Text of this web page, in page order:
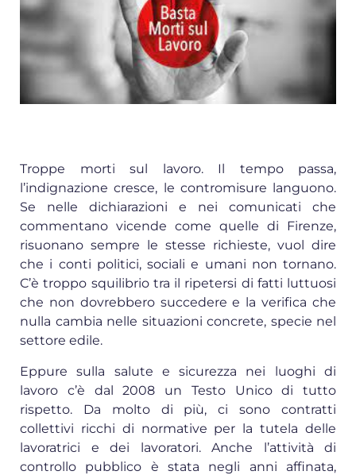
Troppe morti sul lavoro. Il tempo passa,
l’indignazione cresce, le contromisure languono.
Se nelle dichiarazioni e nei comunicati che
commentano vicende come quelle di Firenze,
risuonano sempre le stesse richieste, vuol dire
che i conti politici, sociali e umani non tornano.
C’è troppo squilibrio tra il ripetersi di fatti luttuosi
che non dovrebbero succedere e la verifica che
nulla cambia nelle situazioni concrete, specie nel
settore edile.
Eppure sulla salute e sicurezza nei luoghi di
lavoro c’è dal 2008 un Testo Unico di tutto
rispetto. Da molto di più, ci sono contratti
collettivi ricchi di normative per la tutela delle
lavoratrici e dei lavoratori. Anche l’attività di
controllo pubblico è stata negli anni affinata,